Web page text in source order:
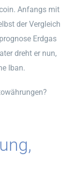
Anfangs mit
der Vergleich
Erdgas
dreht er nun,
Iban.